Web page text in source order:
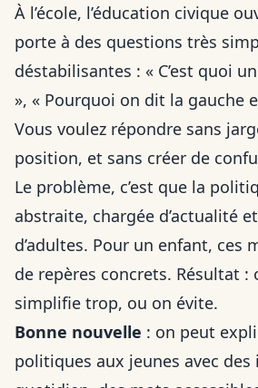
À l’école, l’éducation civique
porte à des questions très
déstabilisantes : « C’est quoi
», « Pourquoi on dit la gauche
Vous voulez répondre sans
position, et sans créer de
Le problème, c’est que la
abstraite, chargée d’actualité
d’adultes. Pour un enfant, ces
de repères concrets. Résultat :
simplifie trop, ou on évite.
Bonne nouvelle : on peut
politiques aux jeunes avec des